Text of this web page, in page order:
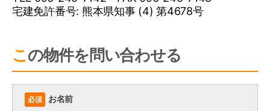
宅建免許番号: 熊本県知事 (4) 第4678号
この物件を問い合わせる
必須 お名前